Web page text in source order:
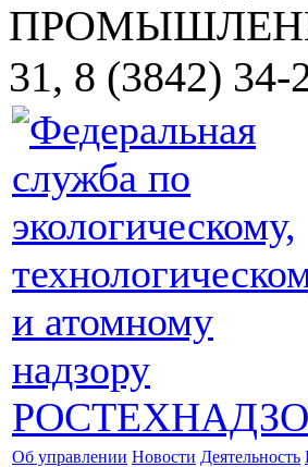
31, 8 (3842) 34-
Об управлении Новости Деятельность